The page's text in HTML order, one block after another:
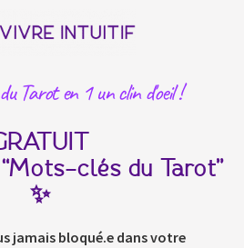
Tarot en 1 un clin d'oeil !
clés du Tarot”
✨
jamais bloqué.e dans votre